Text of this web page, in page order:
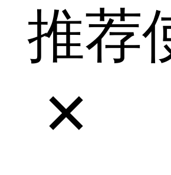
推荐
✕